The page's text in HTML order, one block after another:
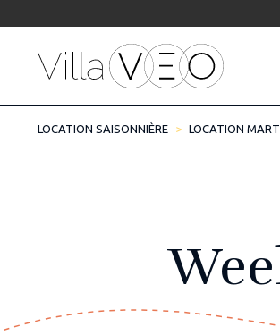
LOCATION SAISONNIÈRE LOCATION